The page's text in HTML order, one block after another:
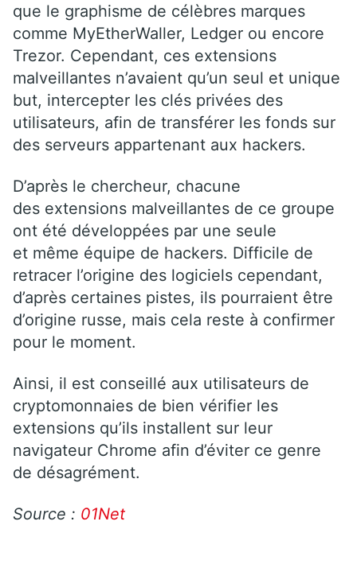
que le graphisme de célèbres marques
comme MyEtherWaller, Ledger ou encore
Trezor. Cependant, ces extensions
malveillantes n’avaient qu’un seul et unique
but, intercepter les clés privées des
utilisateurs, afin de transférer les fonds sur
des serveurs appartenant aux hackers.
D’après le chercheur, chacune
des extensions malveillantes de ce groupe
ont été développées par une seule
et même équipe de hackers. Difficile de
retracer l’origine des logiciels cependant,
d’après certaines pistes, ils pourraient être
d’origine russe, mais cela reste à confirmer
pour le moment.
Ainsi, il est conseillé aux utilisateurs de
cryptomonnaies de bien vérifier les
extensions qu’ils installent sur leur
navigateur Chrome afin d’éviter ce genre
de désagrément.
Source : 01Net